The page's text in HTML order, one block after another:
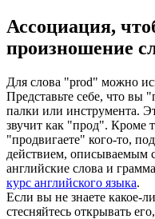
Ассоциация,
произношение
Для слова "prod" можно
Представьте себе, что вы
палки или инструмента.
звучит как "прод". Кроме
"продвигаете" кого-то,
действием, описываемым
английские слова и
курс английского языка.
Если вы не знаете какое-
стесняйтесь открывать